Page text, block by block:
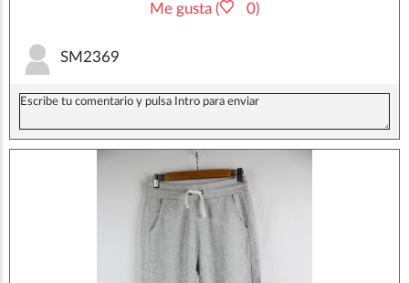
Me gusta ( 0)
SM2369